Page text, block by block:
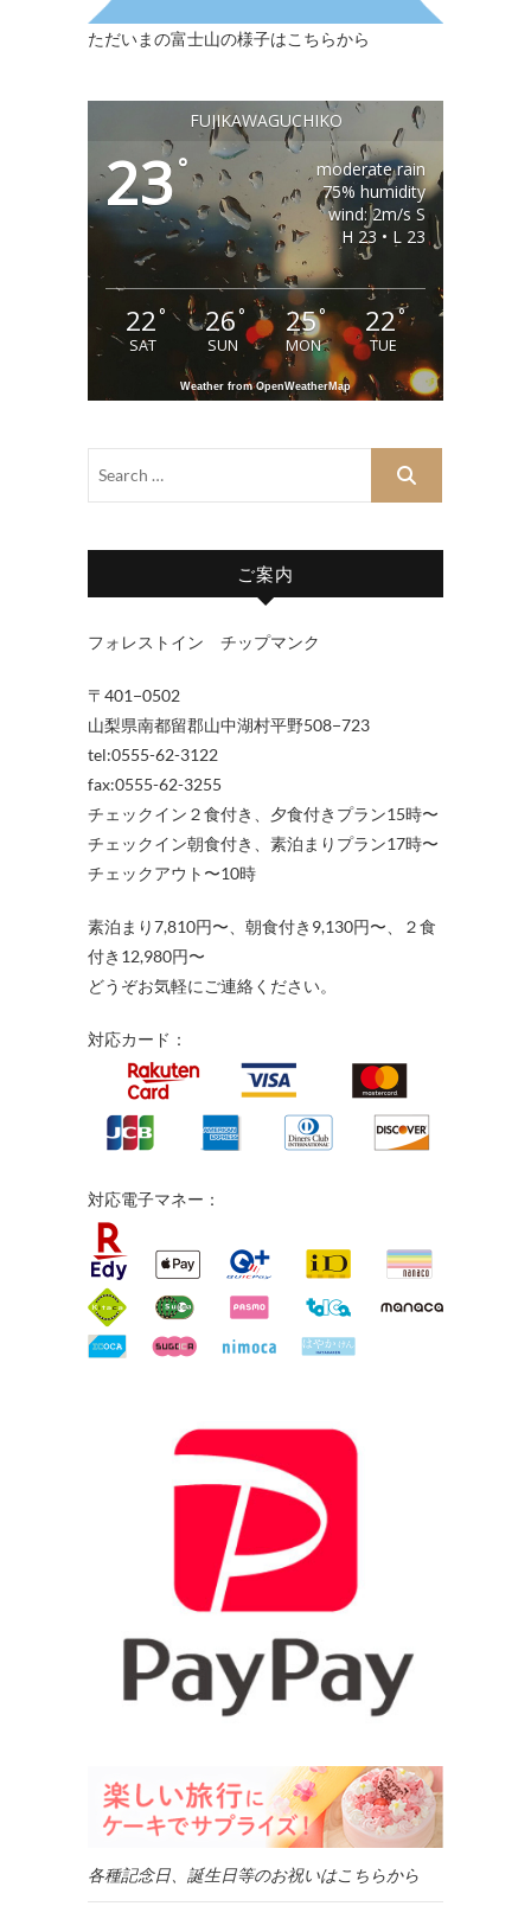
ただいまの富士山の様子はこちらから
FUJIKAWAGUCHIKO
23°
moderate rain
75% humidity
wind: 2m/s S
H 23 • L 23
22°
SAT
26°
SUN
25°
MON
22°
TUE
Weather from OpenWeatherMap
ご案内
フォレストイン チップマンク
〒401−0502
山梨県南都留郡山中湖村平野508−723
tel:0555-62-3122
fax:0555-62-3255
チェックイン２食付き、夕食付きプラン15時〜
チェックイン朝食付き、素泊まりプラン17時〜
チェックアウト〜10時
素泊まり7,810円〜、朝食付き9,130円〜、２食
付き12,980円〜
どうぞお気軽にご連絡ください。
対応カード：
対応電子マネー：
各種記念日、誕生日等のお祝いはこちらから